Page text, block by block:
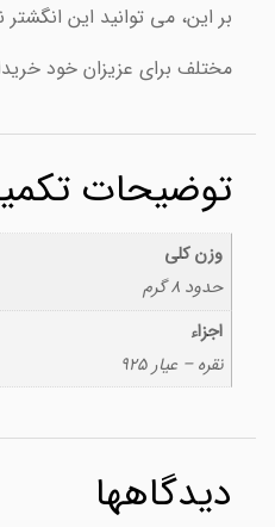
بر این، می توانید این
مختلف برای عزیزان خود
توضیحات
وزن کلی
حدود ۸ گرم
اجزاء
نقره – عیار ۹۲۵
دیدگاهها